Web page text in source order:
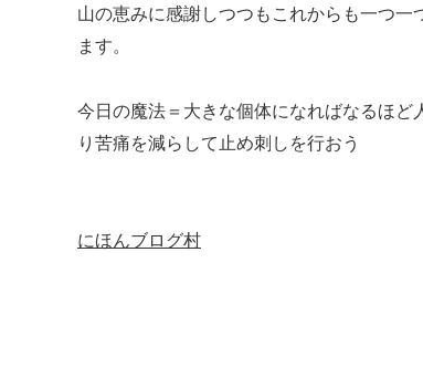
山の恵みに感謝しつつもこれからも一つ
ます。
今日の魔法＝大きな個体になればなるほ
り苦痛を減らして止め刺しを行おう
にほんブログ村